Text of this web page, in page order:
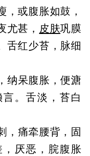
，或腹胀如鼓，
尤甚， 皮肤巩膜
舌红少苔，脉细
呆腹胀，便溏
。舌淡，苔白
痛牵腰背，固
厌恶，脘腹胀